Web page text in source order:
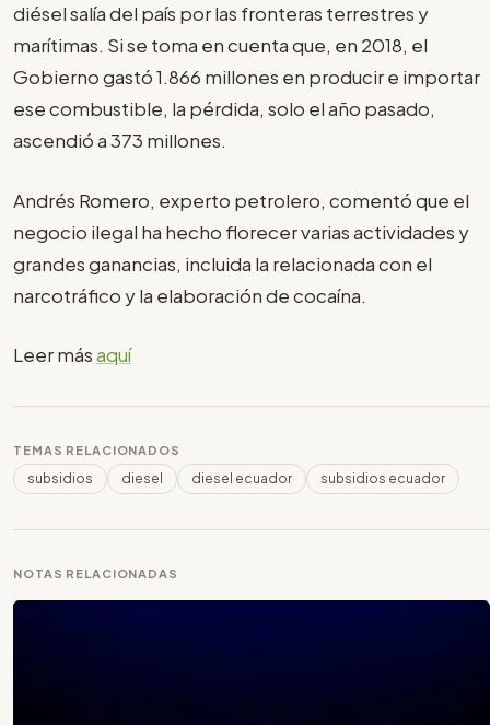
diésel salía del país por las fronteras terrestres y
marítimas. Si se toma en cuenta que, en 2018, el
Gobierno gastó 1.866 millones en producir e importar
ese combustible, la pérdida, solo el año pasado,
ascendió a 373 millones.
Andrés Romero, experto petrolero, comentó que el
negocio ilegal ha hecho florecer varias actividades y
grandes ganancias, incluida la relacionada con el
narcotráfico y la elaboración de cocaína.
Leer másaquí
TEMAS RELACIONADOS
subsidios diesel diesel ecuador subsidios ecuador
NOTAS RELACIONADAS